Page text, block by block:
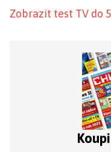
Zobrazit test TV do